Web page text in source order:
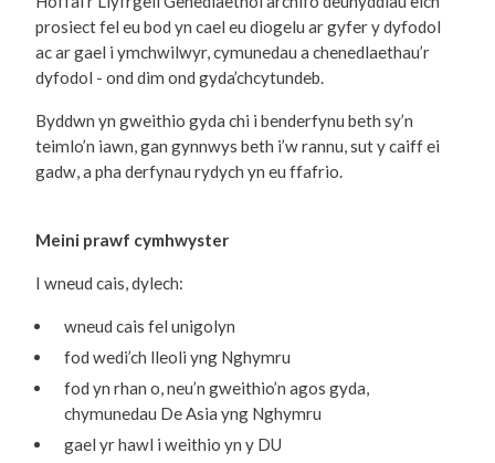
prosiect fel eu bod yn cael eu diogelu ar gyfer y dyfodol
ac ar gael i ymchwilwyr, cymunedau a chenedlaethau’r
dyfodol - ond dim ond gyda’chcytundeb.
Byddwn yn gweithio gyda chi i benderfynu beth sy’n
teimlo’n iawn, gan gynnwys beth i’w rannu, sut y caiff ei
gadw, a pha derfynau rydych yn eu ffafrio.
Meini prawf cymhwyster
I wneud cais, dylech:
wneud cais fel unigolyn
fod wedi’ch lleoli yng Nghymru
fod yn rhan o, neu’n gweithio’n agos gyda,
chymunedau De Asia yng Nghymru
gael yr hawl i weithio yn y DU